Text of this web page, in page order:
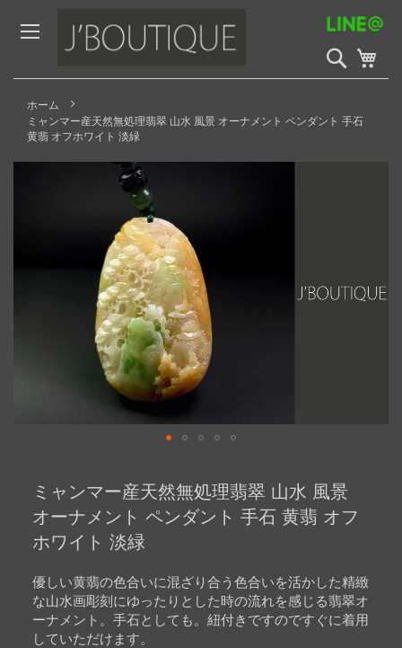
to
Content
検
索
開
ホーム
ミャンマー産天然無処理翡翠 山水 風景 オーナメント ペンダント 手石
黄翡 オフホワイト 淡緑
Skip
beginning
images
ミャンマー産天然無処理翡翠 山水 風景
オーナメント ペンダント 手石 黄翡 オフ
ホワイト 淡緑
優しい黄翡の色合いに混ざり合う色合いを活かした精緻
な山水画彫刻にゆったりとした時の流れを感じる翡翠オ
ーナメント。手石としても。紐付きですのですぐに着用
していただけます。